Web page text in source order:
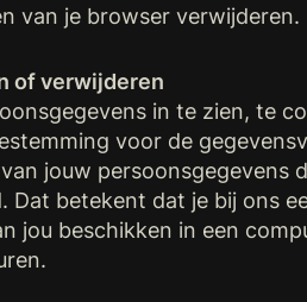
van je browser verwijderen.
of verwijderen
in te zien, te
voor de
jouw persoonsgegevens
Dat betekent dat je bij ons
jou beschikken in een